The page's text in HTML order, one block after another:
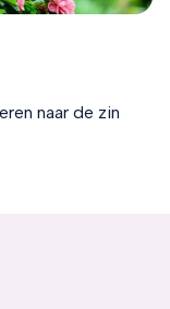
naar de zin